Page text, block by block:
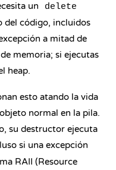
un delete
del código, incluidos
a mitad de
memoria; si ejecutas
heap.
esto atando la vida
normal en la pila.
su destructor ejecuta
si una excepción
RAII (Resource